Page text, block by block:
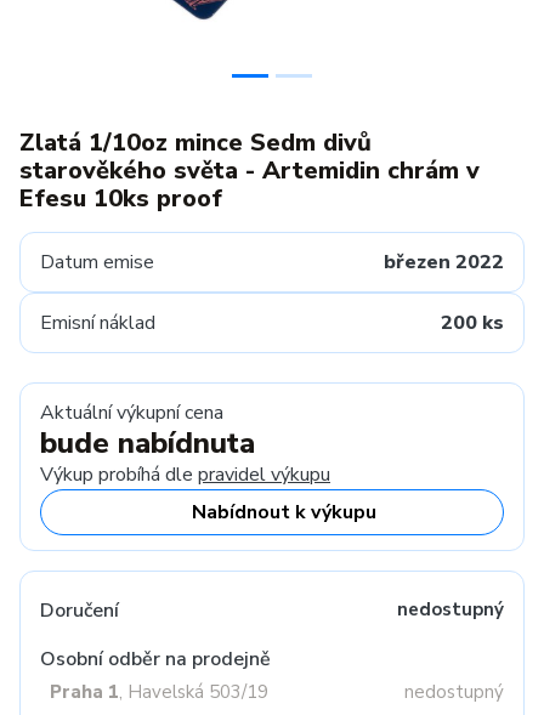
Zlatá 1/10oz mince Sedm divů
starověkého světa - Artemidin chrám v
Efesu 10ks proof
Datum emise březen 2022
Emisní náklad 200 ks
Aktuální výkupní cena
bude nabídnuta
Výkup probíhá dle pravidel výkupu
Nabídnout k výkupu
Doručení nedostupný
Osobní odběr na prodejně
Praha 1, Havelská 503/19
nedostupný